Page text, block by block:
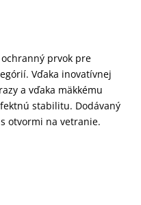
ochranný prvok pre
Vďaka inovatívnej
a vďaka mäkkému
stabilitu. Dodávaný
otvormi na vetranie.